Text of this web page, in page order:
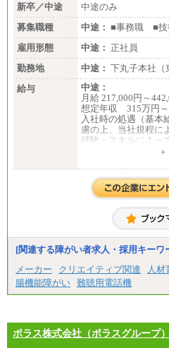
新卒／中途
中途のみ
募集職種
中途： ■事務職 ■技
雇用形態
中途： 正社員
勤務地
中途： 下丸子本社
給与
中途：
月給 217,000円～
想定年収 315万円～
入社時の処遇（基本
慮の上、当社規程に
経験・スキルによっ
+
[関連する障がい者求人・採用キーワ
メーカー
クリエイティブ関連 人
腸機能障がい 難聴用電話機
ポラス株式会社（ポラスグループ）